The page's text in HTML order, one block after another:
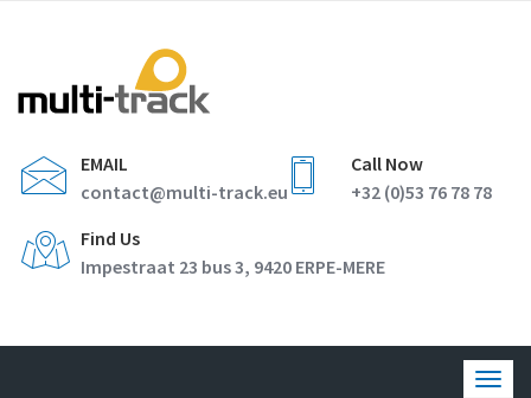
EMAIL
contact@multi-track.eu
Call Now
+32 (0)53 76 78 78
Find Us
Impestraat 23 bus 3, 9420 ERPE-MERE